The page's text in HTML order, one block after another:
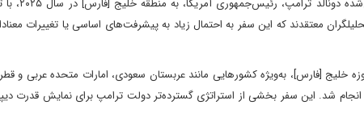
سفر
معتقدند که این سفر به احتمال زیاد به پیشرفت‌های اساسی یا تغییرات
خلیج [فارس]، به‌ویژه کشورهایی مانند عربستان سعودی، امارات متحده عربی و
انجام شد. این سفر بخشی از استراتژی گسترده‌تر دولت ترامپ برای نمایش قدرت